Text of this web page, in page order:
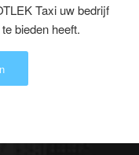
Taxi uw bedrijf
bieden heeft.